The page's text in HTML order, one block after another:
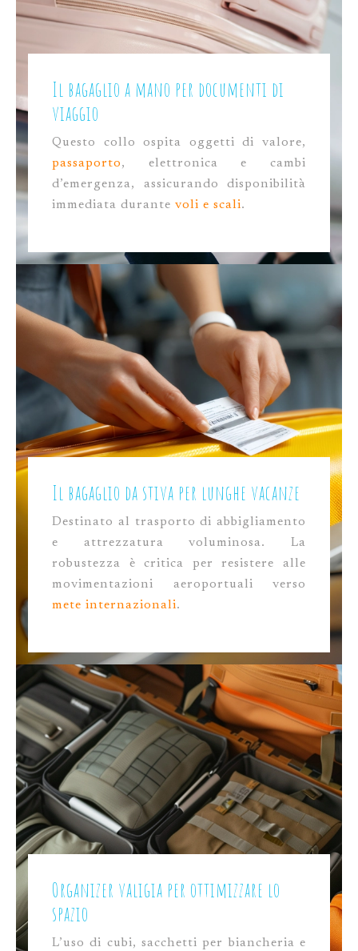
Il bagaglio a mano per documenti di
viaggio
Questo collo ospita oggetti di valore,
passaporto, elettronica e cambi
d’emergenza, assicurando disponibilità
immediata durante voli e scali.
Il bagaglio da stiva per lunghe vacanze
Destinato al trasporto di abbigliamento
e attrezzatura voluminosa. La
robustezza è critica per resistere alle
movimentazioni aeroportuali verso
mete internazionali.
Organizer valigia per ottimizzare lo
spazio
L’uso di cubi, sacchetti per biancheria e